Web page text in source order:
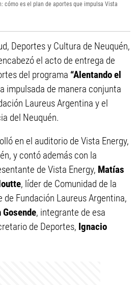
cómo es el plan de aportes que impulsa Vista
Deportes y Cultura de Neuquén,
el acto de entrega de
del programa “Alentando el
impulsada de manera conjunta
Laureus Argentina y el
del Neuquén.
en el auditorio de Vista Energy,
y contó además con la
de Vista Energy, Matías
, líder de Comunidad de la
Fundación Laureus Argentina,
, integrante de esa
de Deportes, Ignacio